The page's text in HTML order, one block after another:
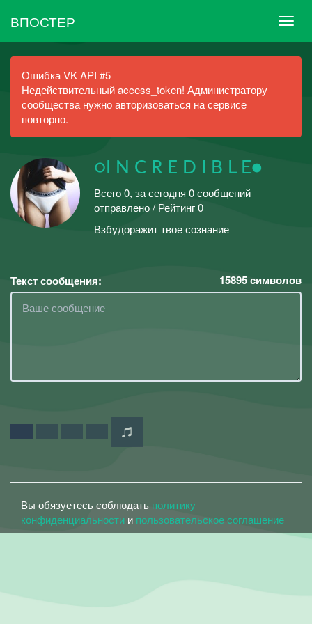
ВПОСТЕР
Ошибка VK API #5
Недействительный access_token! Администратору
сообщества нужно авторизоваться на сервисе
повторно.
○I N C R E D I B L E●
Всего 0, за сегодня 0 сообщений
отправлено / Рейтинг 0
Взбудоражит твое сознание
Текст сообщения: 15895символов
Вы обязуетесь соблюдать политику
конфиденциальности и пользовательское соглашение